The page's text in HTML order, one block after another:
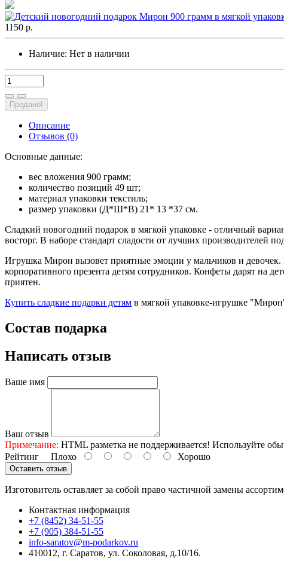
1150 р.
Наличие: Нет в наличии
Продано!
Описание
Отзывов (0)
Основные данные:
вес вложения 900 грамм;
количество позиций 49 шт;
материал упаковки текстиль;
размер упаковки (Д*Ш*В) 21* 13 *37 см.
Сладкий новогодний подарок в мягкой упаковке - отличный
восторг. В наборе стандарт сладости от лучших
Игрушка Мирон вызовет приятные эмоции у мальчиков и
корпоративного презента детям сотрудников. Конфеты дарят на
приятен.
Купить сладкие подарки детям в мягкой упаковке-игрушке
Состав подарка
Написать отзыв
Ваше имя
Ваш отзыв
Примечание: HTML разметка не поддерживается! Используйте
Рейтинг Плохо Хорошо
Оставить отзыв
Изготовитель оставляет за собой право частичной замены
Контактная информация
+7 (8452) 34-51-55
+7 (905) 384-51-55
info-saratov@m-podarkov.ru
410012, г. Саратов, ул. Соколовая, д.10/16.